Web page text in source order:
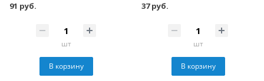
91 руб.
шт
В корзину
37 руб.
шт
В корзину